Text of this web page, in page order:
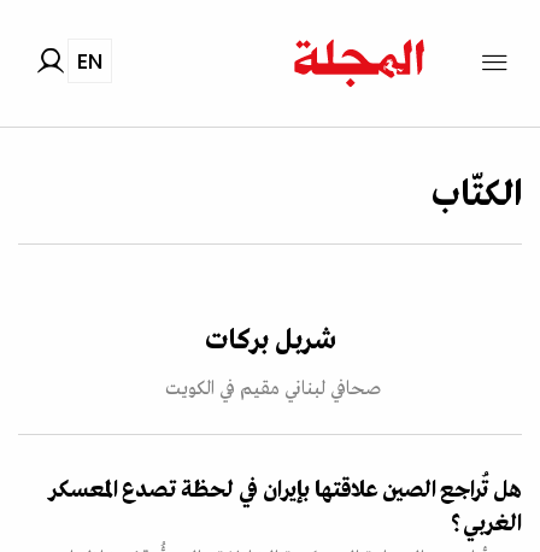
EN
الكتّاب
شربل بركات
صحافي لبناني مقيم في الكويت
هل تُراجع الصين علاقتها بإيران في لحظة تصدع المعسكر
الغربي؟